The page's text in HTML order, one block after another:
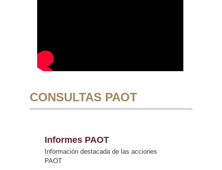
CONSULTAS PAOT
Informes PAOT
Información destacada de las acciones
PAOT